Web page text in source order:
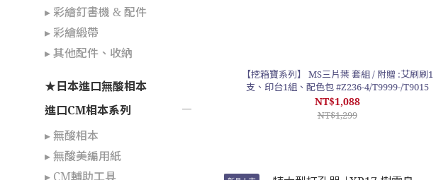
▸ 彩繪釘書機 & 配件
▸ 彩繪緞帶
▸ 其他配件、收納
★日本進口無酸相本
進口CM相本系列
▸ 無酸相本
▸ 無酸美編用紙
▸ CM輔助工具
【挖箱寶系列】 MS三片葉 套組 / 附贈 :艾刷刷1
支、印台1組、配色包 #Z236-4/T9999-/T9015
NT$1,088
NT$1,299